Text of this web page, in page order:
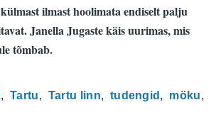
ilmast hoolimata endiselt palju
Janella Jugaste käis uurimas, mis
tõmbab.
Tartu Tartu linn tudengid
möku